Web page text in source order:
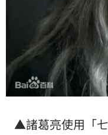
▲諸葛亮使用「